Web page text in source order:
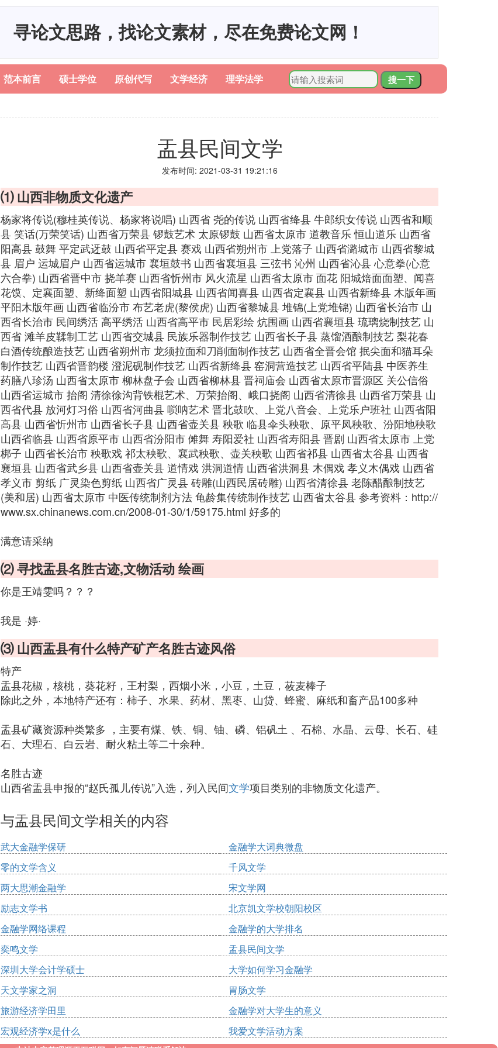
寻论文思路，找论文素材，尽在免费论文网！
范本前言 硕士学位 原创代写 文学经济 理学法学
搜一下
盂县民间文学
发布时间: 2021-03-31 19:21:16
⑴ 山西非物质文化遗产
杨家将传说(穆桂英传说、杨家将说唱) 山西省 尧的传说 山西省绛县 牛郎织女传说 山西省和顺
县 笑话(万荣笑话) 山西省万荣县 锣鼓艺术 太原锣鼓 山西省太原市 道教音乐 恒山道乐 山西省
阳高县 鼓舞 平定武迓鼓 山西省平定县 赛戏 山西省朔州市 上党落子 山西省潞城市 山西省黎城
县 眉户 运城眉户 山西省运城市 襄垣鼓书 山西省襄垣县 三弦书 沁州 山西省沁县 心意拳(心意
六合拳) 山西省晋中市 挠羊赛 山西省忻州市 风火流星 山西省太原市 面花 阳城焙面面塑、闻喜
花馍、定襄面塑、新绛面塑 山西省阳城县 山西省闻喜县 山西省定襄县 山西省新绛县 木版年画
平阳木版年画 山西省临汾市 布艺老虎(黎侯虎) 山西省黎城县 堆锦(上党堆锦) 山西省长治市 山
西省长治市 民间绣活 高平绣活 山西省高平市 民居彩绘 炕围画 山西省襄垣县 琉璃烧制技艺 山
西省 滩羊皮鞣制工艺 山西省交城县 民族乐器制作技艺 山西省长子县 蒸馏酒酿制技艺 梨花春
白酒传统酿造技艺 山西省朔州市 龙须拉面和刀削面制作技艺 山西省全晋会馆 抿尖面和猫耳朵
制作技艺 山西省晋韵楼 澄泥砚制作技艺 山西省新绛县 窑洞营造技艺 山西省平陆县 中医养生
药膳八珍汤 山西省太原市 柳林盘子会 山西省柳林县 晋祠庙会 山西省太原市晋源区 关公信俗
山西省运城市 抬阁 清徐徐沟背铁棍艺术、万荣抬阁、峨口挠阁 山西省清徐县 山西省万荣县 山
西省代县 放河灯习俗 山西省河曲县 唢呐艺术 晋北鼓吹、上党八音会、上党乐户班社 山西省阳
高县 山西省忻州市 山西省长子县 山西省壶关县 秧歌 临县伞头秧歌、原平凤秧歌、汾阳地秧歌
山西省临县 山西省原平市 山西省汾阳市 傩舞 寿阳爱社 山西省寿阳县 晋剧 山西省太原市 上党
梆子 山西省长治市 秧歌戏 祁太秧歌、襄武秧歌、壶关秧歌 山西省祁县 山西省太谷县 山西省
襄垣县 山西省武乡县 山西省壶关县 道情戏 洪洞道情 山西省洪洞县 木偶戏 孝义木偶戏 山西省
孝义市 剪纸 广灵染色剪纸 山西省广灵县 砖雕(山西民居砖雕) 山西省清徐县 老陈醋酿制技艺
(美和居) 山西省太原市 中医传统制剂方法 龟龄集传统制作技艺 山西省太谷县 参考资料：http://
www.sx.chinanews.com.cn/2008-01-30/1/59175.html 好多的
满意请采纳
⑵ 寻找盂县名胜古迹,文物活动 绘画
你是王靖雯吗？？？
我是 ·婷·
⑶ 山西盂县有什么特产矿产名胜古迹风俗
特产
盂县花椒，核桃，葵花籽，王村梨，西烟小米，小豆，土豆，莜麦棒子
除此之外，本地特产还有：柿子、水果、药材、黑枣、山贷、蜂蜜、麻纸和畜产品100多种
盂县矿藏资源种类繁多 ，主要有煤、铁、铜、铀、磷、铝矾土 、石棉、水晶、云母、长石、硅
石、大理石、白云岩、耐火粘土等二十余种。
名胜古迹
山西省盂县申报的“赵氏孤儿传说”入选，列入民间文学项目类别的非物质文化遗产。
与盂县民间文学相关的内容
武大金融学保研
金融学大词典微盘
零的文学含义
千风文学
两大思潮金融学
宋文学网
励志文学书
北京凯文学校朝阳校区
金融学网络课程
金融学的大学排名
奕鸣文学
盂县民间文学
深圳大学会计学硕士
大学如何学习金融学
天文学家之洞
胃肠文学
旅游经济学田里
金融学对大学生的意义
宏观经济学x是什么
我爱文学活动方案